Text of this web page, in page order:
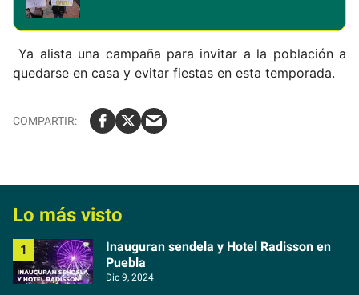
Ya alista una campaña para invitar a la población a
quedarse en casa y evitar fiestas en esta temporada.
Lo más visto
Inauguran sendela y Hotel Radisson en
Puebla
Dic 9, 2024